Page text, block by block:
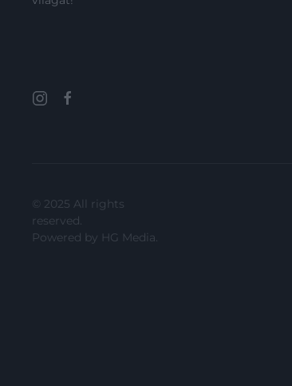
© 2025 All rights
reserved.
Powered by HG Media.